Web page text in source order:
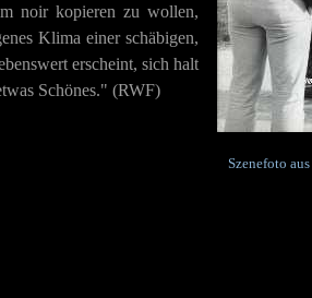
Szenefoto aus
noir kopieren zu wollen,
Klima einer schäbigen,
erscheint, sich halt
Schönes." (RWF)